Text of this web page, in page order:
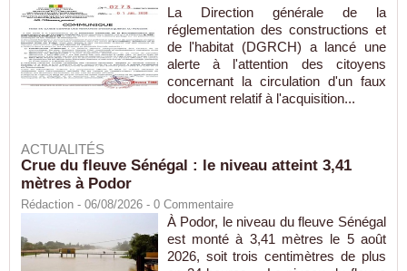
La Direction générale de la
réglementation des constructions et
de l'habitat (DGRCH) a lancé une
alerte à l'attention des citoyens
concernant la circulation d'un faux
document relatif à l'acquisition...
ACTUALITÉS
Crue du fleuve Sénégal : le niveau atteint 3,41
mètres à Podor
Rédaction - 06/08/2026 - 0 Commentaire
À Podor, le niveau du fleuve Sénégal
est monté à 3,41 mètres le 5 août
2026, soit trois centimètres de plus